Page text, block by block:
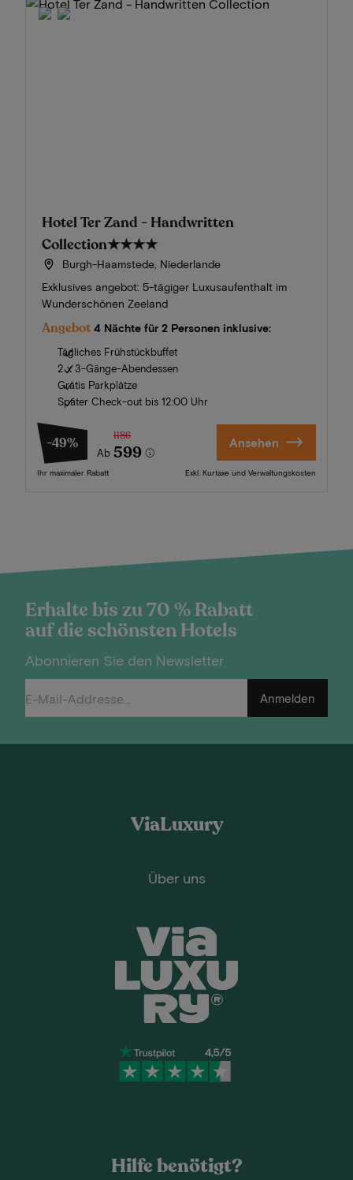
Hotel Ter Zand - Handwritten
Collection★★★★
Burgh-Haamstede, Niederlande
Exklusives angebot: 5-tägiger Luxusaufenthalt im
Wunderschönen Zeeland
Angebot 4 Nächte für 2 Personen inklusive:
Tägliches Frühstückbuffet
2 x 3-Gänge-Abendessen
Gratis Parkplätze
Später Check-out bis 12:00 Uhr
-49%
Ab
1186
599
Ihr maximaler Rabatt
Ansehen
Exkl. Kurtaxe und Verwaltungskosten
Erhalte bis zu 70 % Rabatt
auf die schönsten Hotels
Abonnieren Sie den Newsletter
Anmelden
ViaLuxury
Über uns
Hilfe benötigt?